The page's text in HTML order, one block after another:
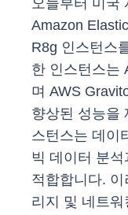
오늘부터 미국
Amazon
R8g 인스턴스
한 인스턴스는
며 AWS
향상된 성능을
스턴스는 데이
빅 데이터 분
적합합니다.
리지 및 네트